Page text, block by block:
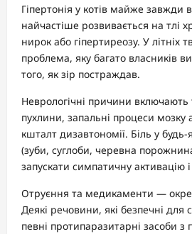
Гіпертонія у котів майже
найчастіше розвивається на тлі
нирок або гіпертиреозу. У
проблема, яку багато власників
того, як зір постраждав.
Неврологічні причини
пухлини, запальні процеси мозку
кшталт дизавтономії. Біль у будь-
(зуби, суглоби, черевна
запускати симпатичну активацію
Отруєння та медикаменти —
Деякі речовини, які безпечні для
певні протипаразитарні засоби з